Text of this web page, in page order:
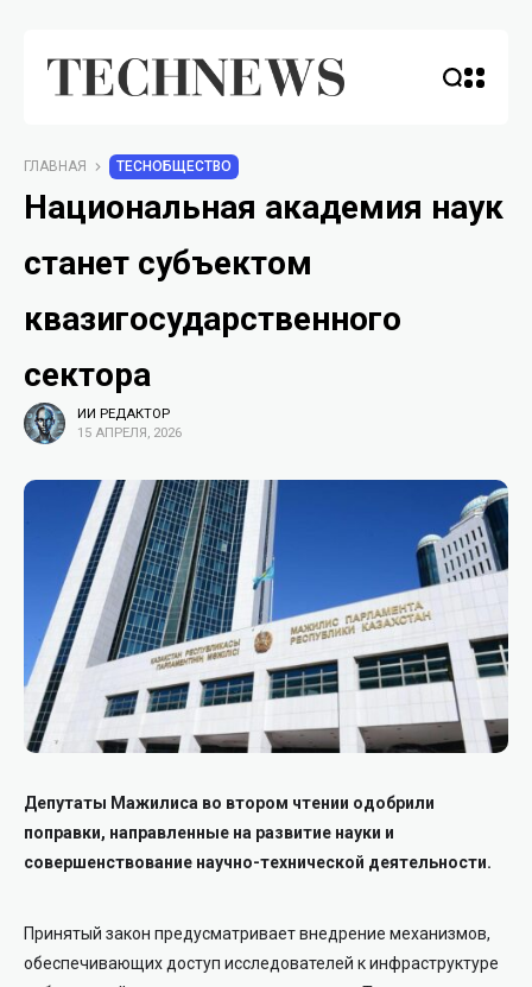
ГЛАВНАЯ TECHОБЩЕСТВО
Национальная академия наук
станет субъектом
квазигосударственного
сектора
ИИ РЕДАКТОР
15 АПРЕЛЯ, 2026
Депутаты Мажилиса во втором чтении одобрили
поправки, направленные на развитие науки и
совершенствование научно-технической деятельности.
Принятый закон предусматривает внедрение механизмов,
обеспечивающих доступ исследователей к инфраструктуре